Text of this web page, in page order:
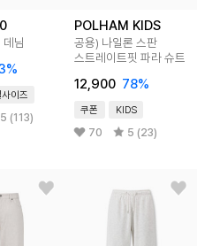
데님
%
이즈
5 (113)
POLHAM KIDS
공용) 나일론 스판
스트레이트핏 파라 슈트
12,900 78%
쿠폰 KIDS
70 5 (23)